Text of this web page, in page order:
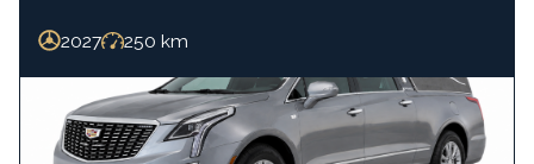
2027 250 km